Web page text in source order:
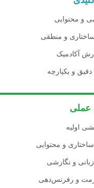
و محتوایی
و منطقی
آکادمیک
دقیق و یکپارچه
اولیه
و محتوایی
و نگارشی
و رفرنس‌دهی